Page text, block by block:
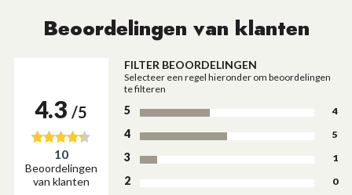
Beoordelingen van klanten
4.3 /5
10
Beoordelingen
van klanten
FILTER BEOORDELINGEN
Selecteer een regel hieronder om beoordelingen
te filteren
5 4
4 5
3 1
2 0